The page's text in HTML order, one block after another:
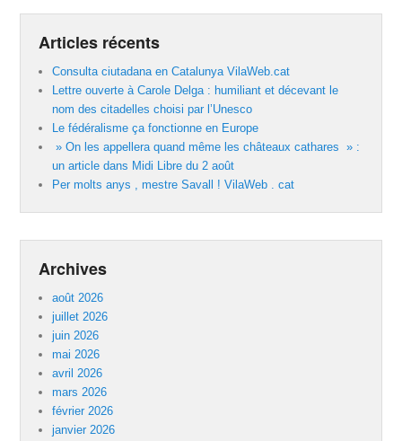
Articles récents
Consulta ciutadana en Catalunya VilaWeb.cat
Lettre ouverte à Carole Delga : humiliant et décevant le
nom des citadelles choisi par l’Unesco
Le fédéralisme ça fonctionne en Europe
» On les appellera quand même les châteaux cathares » :
un article dans Midi Libre du 2 août
Per molts anys , mestre Savall ! VilaWeb . cat
Archives
août 2026
juillet 2026
juin 2026
mai 2026
avril 2026
mars 2026
février 2026
janvier 2026